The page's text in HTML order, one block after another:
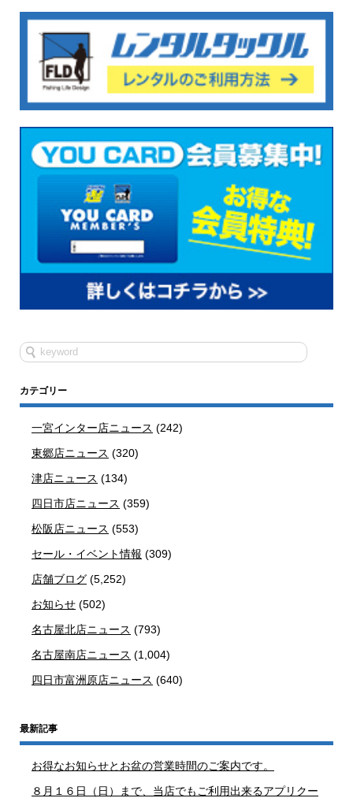
カテゴリー
一宮インター店ニュース (242)
東郷店ニュース (320)
津店ニュース (134)
四日市店ニュース (359)
松阪店ニュース (553)
セール・イベント情報 (309)
店舗ブログ (5,252)
お知らせ (502)
名古屋北店ニュース (793)
名古屋南店ニュース (1,004)
四日市富洲原店ニュース (640)
最新記事
お得なお知らせとお盆の営業時間のご案内です。
８月１６日（日）まで、当店でもご利用出来るアプリクー